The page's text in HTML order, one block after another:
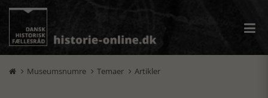
 Museumsnumre  Temaer  Artikler